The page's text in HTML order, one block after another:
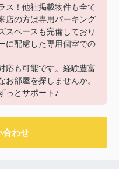
ス！他社掲載物件も全て
店の方は専用パーキング
スペースも完備しており
に配慮した専用個室での
応も可能です。経験豊富
お部屋を探しませんか。
っとサポート♪
合わせ